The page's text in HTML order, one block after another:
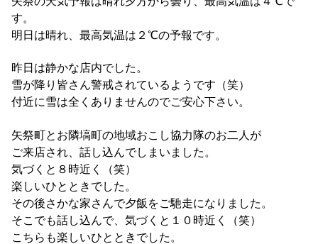
す。
明日は晴れ、最高気温は２℃の予報です。
昨日は静かな店内でした。
雪が降り皆さん警戒されているようです（笑）
付近に雪は全くありませんのでご安心下さい。
矢祭町とお隣塙町の地域おこし協力隊のお二人が
ご来店され、話し込んでしまいました。
気づくと８時近く（笑）
楽しいひとときでした。
その後さかな家さんで夕飯をご馳走になりました。
そこでも話し込んで、気づくと１０時近く（笑）
こちらも楽しいひとときでした。